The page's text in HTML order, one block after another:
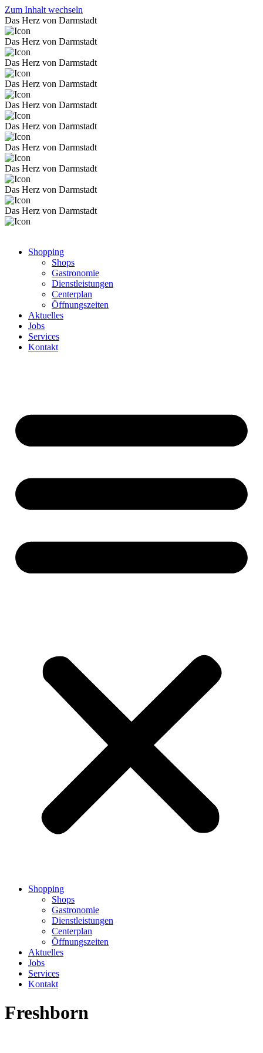
Zum Inhalt wechseln
Das Herz von Darmstadt
Das Herz von Darmstadt
Das Herz von Darmstadt
Das Herz von Darmstadt
Das Herz von Darmstadt
Das Herz von Darmstadt
Das Herz von Darmstadt
Das Herz von Darmstadt
Das Herz von Darmstadt
Das Herz von Darmstadt
Shopping
Shops
Gastronomie
Dienstleistungen
Centerplan
Öffnungszeiten
Aktuelles
Jobs
Services
Kontakt
Shopping
Shops
Gastronomie
Dienstleistungen
Centerplan
Öffnungszeiten
Aktuelles
Jobs
Services
Kontakt
Freshborn